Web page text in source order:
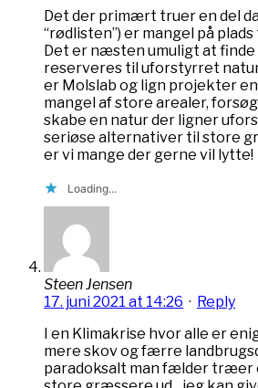
Det der primært truer en del
“rødlisten”) er mangel på
Det er næsten umuligt at finde
reserveres til uforstyrret
er Molslab og lign projekter
mangel af store arealer,
skabe en natur der ligner
seriøse alternativer til store
er vi mange der gerne vil lytte!
Loading...
Steen Jensen
17. juni 2021 at 14:26 · Reply
I en Klimakrise hvor alle er
mere skov og færre
paradoksalt man fælder